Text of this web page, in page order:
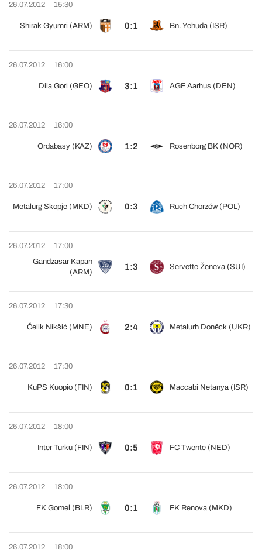
26.07.2012 15:30
Shirak Gyumri (ARM) 0:1 Bn. Yehuda (ISR)
26.07.2012 16:00
Dila Gori (GEO) 3:1 AGF Aarhus (DEN)
26.07.2012 16:00
Ordabasy (KAZ) 1:2 Rosenborg BK (NOR)
26.07.2012 17:00
Metalurg Skopje (MKD) 0:3 Ruch Chorzów (POL)
26.07.2012
17:00
Gandzasar Kapan
(ARM)
1:3 Servette Ženeva (SUI)
26.07.2012 17:30
Čelik Nikšić (MNE) 2:4 Metalurh Doněck (UKR)
26.07.2012 17:30
KuPS Kuopio (FIN) 0:1 Maccabi Netanya (ISR)
26.07.2012 18:00
Inter Turku (FIN) 0:5 FC Twente (NED)
26.07.2012 18:00
FK Gomel (BLR) 0:1 FK Renova (MKD)
26.07.2012 18:00